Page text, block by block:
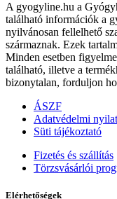
A gyogyline.hu a
található információk a
nyilvánosan fellelhető
származnak. Ezek
Minden esetben
található, illetve a
bizonytalan, forduljon
ÁSZF
Adatvédelmi
Süti tájékoztató
Fizetés és szállítás
Törzsvásárlói
Elérhetőségek